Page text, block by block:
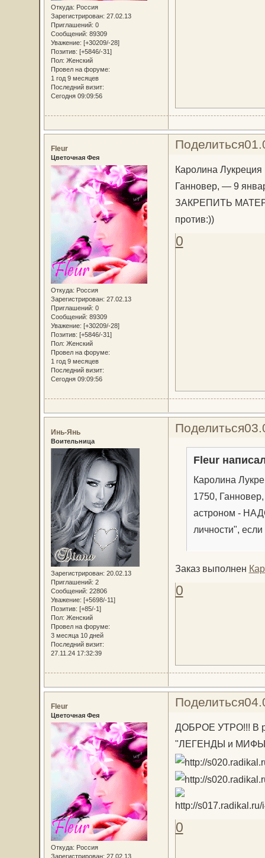
Откуда: Россия
Зарегистрирован: 27.02.13
Приглашений: 0
Сообщений: 89309
Уважение: [+30209/-28]
Позитив: [+5846/-31]
Пол: Женский
Провел на форуме:
1 год 9 месяцев
Последний визит:
Сегодня 09:09:56
Поделиться
Fleur
Цветочная Фея
Откуда: Россия
Зарегистрирован: 27.02.13
Приглашений: 0
Сообщений: 89309
Уважение: [+30209/-28]
Позитив: [+5846/-31]
Пол: Женский
Провел на форуме:
1 год 9 месяцев
Последний визит:
Сегодня 09:09:56
Каролина
Ганновер, — 9
ЗАКРЕПИТЬ
против:))
0
Поделиться
Инь-Янь
Воительница
Зарегистрирован: 20.02.13
Приглашений: 2
Сообщений: 22806
Уважение: [+5698/-11]
Позитив: [+85/-1]
Пол: Женский
Провел на форуме:
3 месяца 10 дней
Последний визит:
27.11.24 17:32:39
Fleur
Каролина
1750,
астроном -
личности",
Заказ выполнен
0
Поделиться
Fleur
Цветочная Фея
Откуда: Россия
Зарегистрирован: 27.02.13
ДОБРОЕ УТРО!!! В
"ЛЕГЕНДЫ и
0